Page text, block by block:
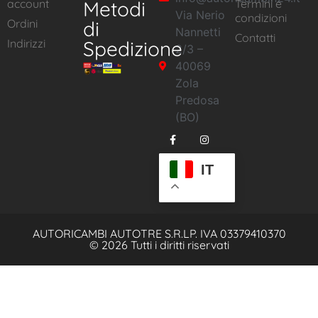
Via Nerio
Nannetti
2/3 –
40069
Zola
Predosa
(BO)
IT
Termini e
condizioni
Contatti
account
Ordini
Indirizzi
Metodi
di
Spedizione
AUTORICAMBI AUTOTRE S.R.LP. IVA 03379410370
© 2026 Tutti i diritti riservati